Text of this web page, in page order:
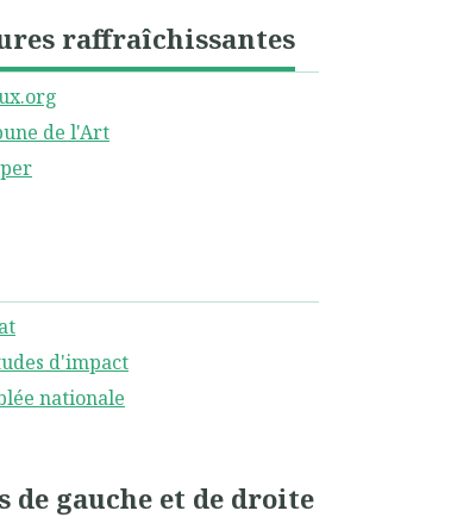
raffraîchissantes
de l'Art
d'impact
nationale
de gauche et de droite